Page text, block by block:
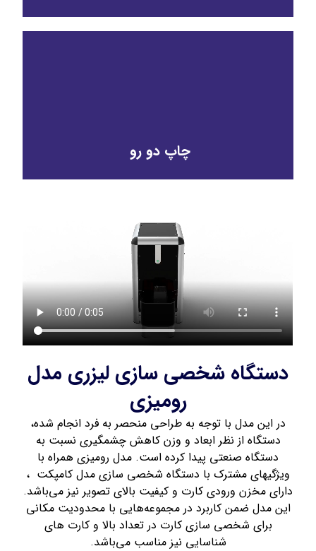
چاپ دو رو
دستگاه شخصی سازی لیزری مدل
رومیزی
در این مدل با توجه به طراحی منحصر به فرد انجام شده،
دستگاه از نظر ابعاد و وزن کاهش چشمگیری نسبت به
دستگاه صنعتی پیدا کرده است. مدل رومیزی همراه با
ویژگی­های مشترک با دستگاه­ شخصی ­سازی مدل کامپکت ،
دارای مخزن ورودی کارت و کیفیت بالای تصویر نیز می‌باشد.
این مدل ضمن کاربرد در مجموعه‌هایی با محدودیت مکانی
برای شخصی سازی کارت در تعداد بالا و کارت های
شناسایی نیز مناسب می‌باشد.